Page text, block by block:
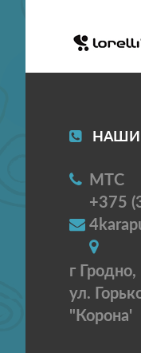
НАШИ
МТС
+375
г Гродно,
ул.
"Корона'